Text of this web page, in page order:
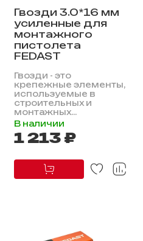
Гвозди 3.0*16 мм
усиленные для
монтажного
пистолета
FEDAST
Гвозди - это
крепежные элементы,
используемые в
строительных и
монтажных...
В наличии
1 213 ₽